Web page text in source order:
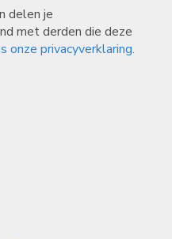
delen je
met derden die deze
onze privacyverklaring.